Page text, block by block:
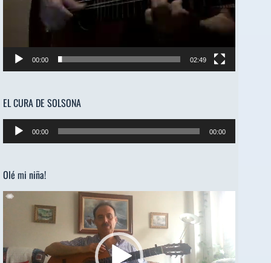
00:00 02:49
EL CURA DE SOLSONA
Reproductor
de
00:00 00:00
Olé mi niña!
Reproductor